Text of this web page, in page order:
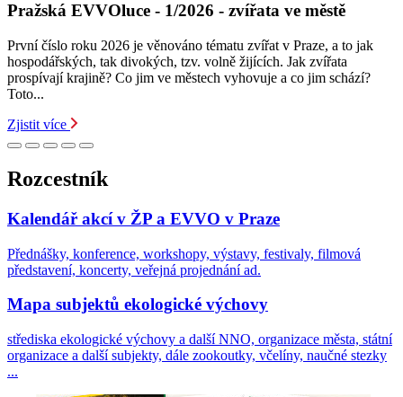
Pražská EVVOluce - 1/2026 - zvířata ve městě
První číslo roku 2026 je věnováno tématu zvířat v Praze, a to jak
hospodářských, tak divokých, tzv. volně žijících. Jak zvířata
prospívají krajině? Co jim ve městech vyhovuje a co jim schází?
Toto...
Zjistit více
Rozcestník
Kalendář akcí v ŽP a EVVO v Praze
Přednášky, konference, workshopy, výstavy, festivaly, filmová
představení, koncerty, veřejná projednání ad.
Mapa subjektů ekologické výchovy
střediska ekologické výchovy a další NNO, organizace města, státní
organizace a další subjekty, dále zookoutky, včelíny, naučné stezky
...